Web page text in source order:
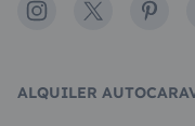
Instagram
X
ALQUILER